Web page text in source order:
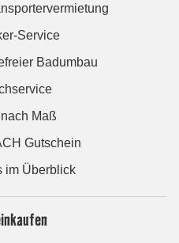
Service
Badumbau
Maß
Gutschein
im Überblick